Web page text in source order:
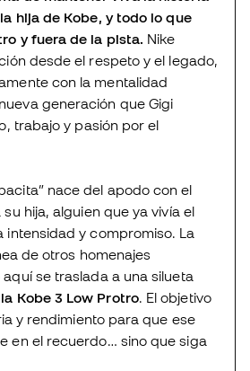
hija de Kobe, y todo lo que
y fuera de la pista. Nike
desde el respeto y el legado,
con la mentalidad
generación que Gigi
trabajo y pasión por el
nace del apodo con el
hija, alguien que ya vivía el
intensidad y compromiso. La
de otros homenajes
se traslada a una silueta
Kobe 3 Low Protro. El objetivo
y rendimiento para que ese
en el recuerdo… sino que siga